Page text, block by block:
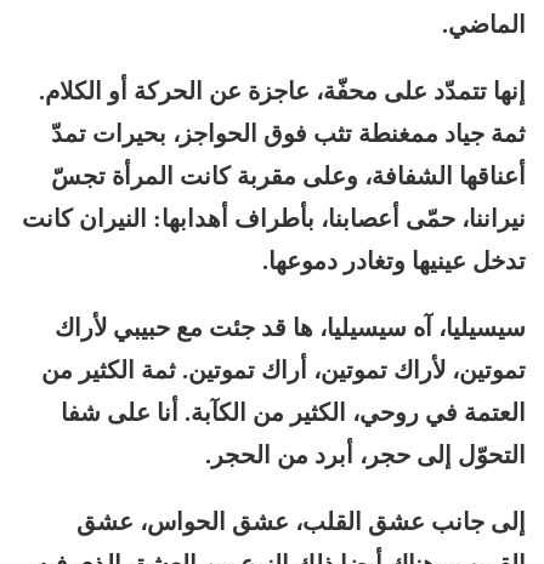
الماضي.
إنها تتمدّد على محفّة، عاجزة عن الحركة أو الكلام.
ثمة جياد ممغنطة تثب فوق الحواجز، بحيرات تمدّ
أعناقها الشفافة، وعلى مقربة كانت المرأة تجسّ
نيراننا، حمّى أعصابنا، بأطراف أهدابها: النيران كانت
تدخل عينيها وتغادر دموعها.
سيسيليا، آه سيسيليا، ها قد جئت مع حبيبي لأراك
تموتين، لأراك تموتين، أراك تموتين. ثمة الكثير من
العتمة في روحي، الكثير من الكآبة. أنا على شفا
التحوّل إلى حجر، أبرد من الحجر.
إلى جانب عشق القلب، عشق الحواس، عشق